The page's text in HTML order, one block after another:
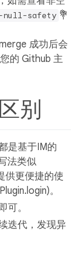
null-safety 💐
成功后会
的 Github 主
别
是基于IM的
法类似
供更便捷的使
。
可。
迭代，发现异